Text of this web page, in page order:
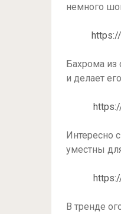
немного
Бахрома из
и делает
Интересно
уместны
В тренде